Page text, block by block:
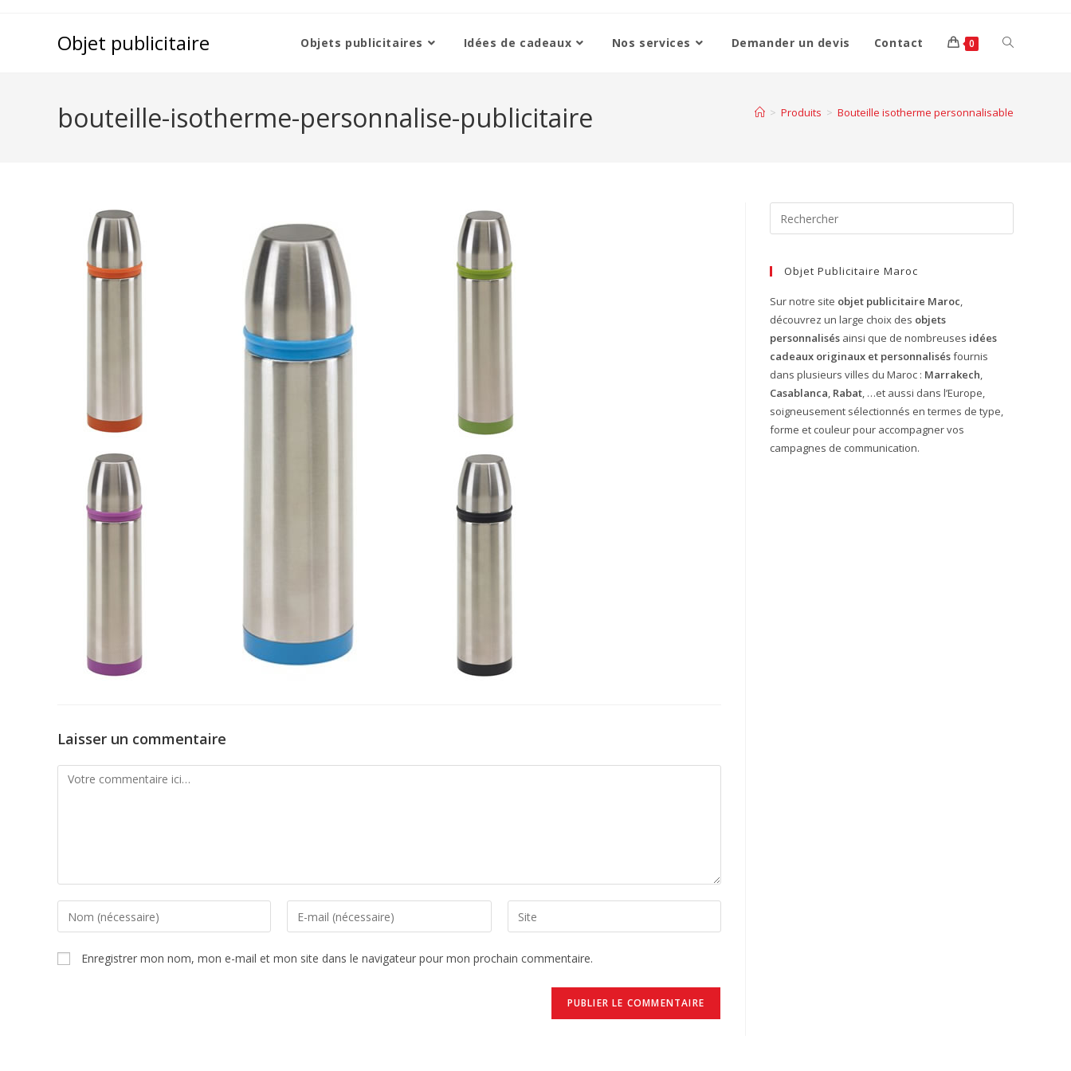
Objet publicitaire Objets publicitaires Idées de cadeaux Nos services Demander un devis Contact 0
bouteille-isotherme-personnalise-publicitaire > Produits > Bouteille isotherme personnalisable
Laisser un commentaire
Enregistrer mon nom, mon e-mail et mon site dans le navigateur pour mon prochain commentaire.
Objet Publicitaire Maroc
Sur notre site objet publicitaire Maroc,
découvrez un large choix des objets
personnalisés ainsi que de nombreuses idées
cadeaux originaux et personnalisésfournis
dans plusieurs villes du Maroc : Marrakech,
Casablanca, Rabat, …et aussi dans l’Europe,
soigneusement sélectionnés en termes de type,
forme et couleur pour accompagner vos
campagnes de communication.